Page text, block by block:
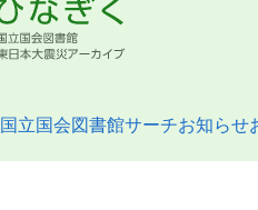
国立国会図書館サーチお知らせ